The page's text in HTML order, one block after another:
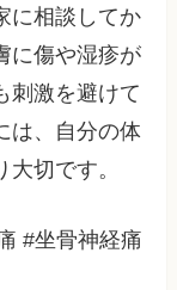
に相談してか
に傷や湿疹が
刺激を避けて
は、自分の体
切です。
#坐骨神経痛